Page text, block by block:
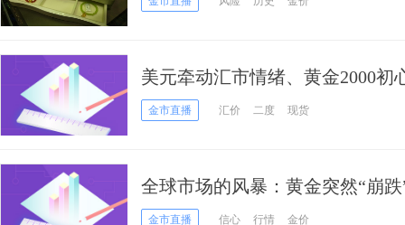
美元牵动汇市情绪、黄金2000初
元、英镑、日元及黄金技术分析
金市直播 汇价 二度 现货
全球市场的风暴：黄金突然“崩
惊金市直播 信心 行情 金价